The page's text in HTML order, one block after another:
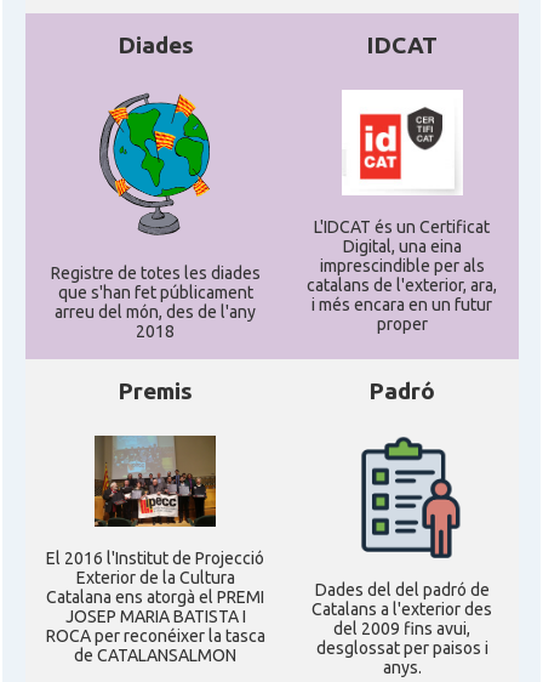
Diades
Registre de totes les diades
que s'han fet públicament
arreu del món, des de l'any
2018
IDCAT
L'IDCAT és un Certificat
Digital, una eina
imprescindible per als
catalans de l'exterior, ara,
i més encara en un futur
proper
Premis
El 2016 l'Institut de Projecció
Exterior de la Cultura
Catalana ens atorgà el PREMI
JOSEP MARIA BATISTA I
ROCA per reconéixer la tasca
de CATALANSALMON
Padró
Dades del del padró de
Catalans a l'exterior des
del 2009 fins avui,
desglossat per paisos i
anys.